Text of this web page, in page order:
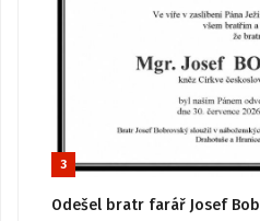
3
Odešel bratr farář Josef